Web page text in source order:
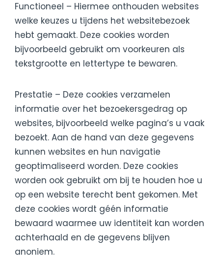
Functioneel – Hiermee onthouden websites
welke keuzes u tijdens het websitebezoek
hebt gemaakt. Deze cookies worden
bijvoorbeeld gebruikt om voorkeuren als
tekstgrootte en lettertype te bewaren.
Prestatie – Deze cookies verzamelen
informatie over het bezoekersgedrag op
websites, bijvoorbeeld welke pagina’s u vaak
bezoekt. Aan de hand van deze gegevens
kunnen websites en hun navigatie
geoptimaliseerd worden. Deze cookies
worden ook gebruikt om bij te houden hoe u
op een website terecht bent gekomen. Met
deze cookies wordt géén informatie
bewaard waarmee uw identiteit kan worden
achterhaald en de gegevens blijven
anoniem.